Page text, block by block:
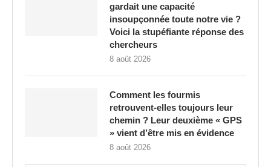
gardait une capacité
insoupçonnée toute notre vie ?
Voici la stupéfiante réponse des
chercheurs
8 août 2026
Comment les fourmis
retrouvent-elles toujours leur
chemin ? Leur deuxième « GPS
» vient d’être mis en évidence
8 août 2026